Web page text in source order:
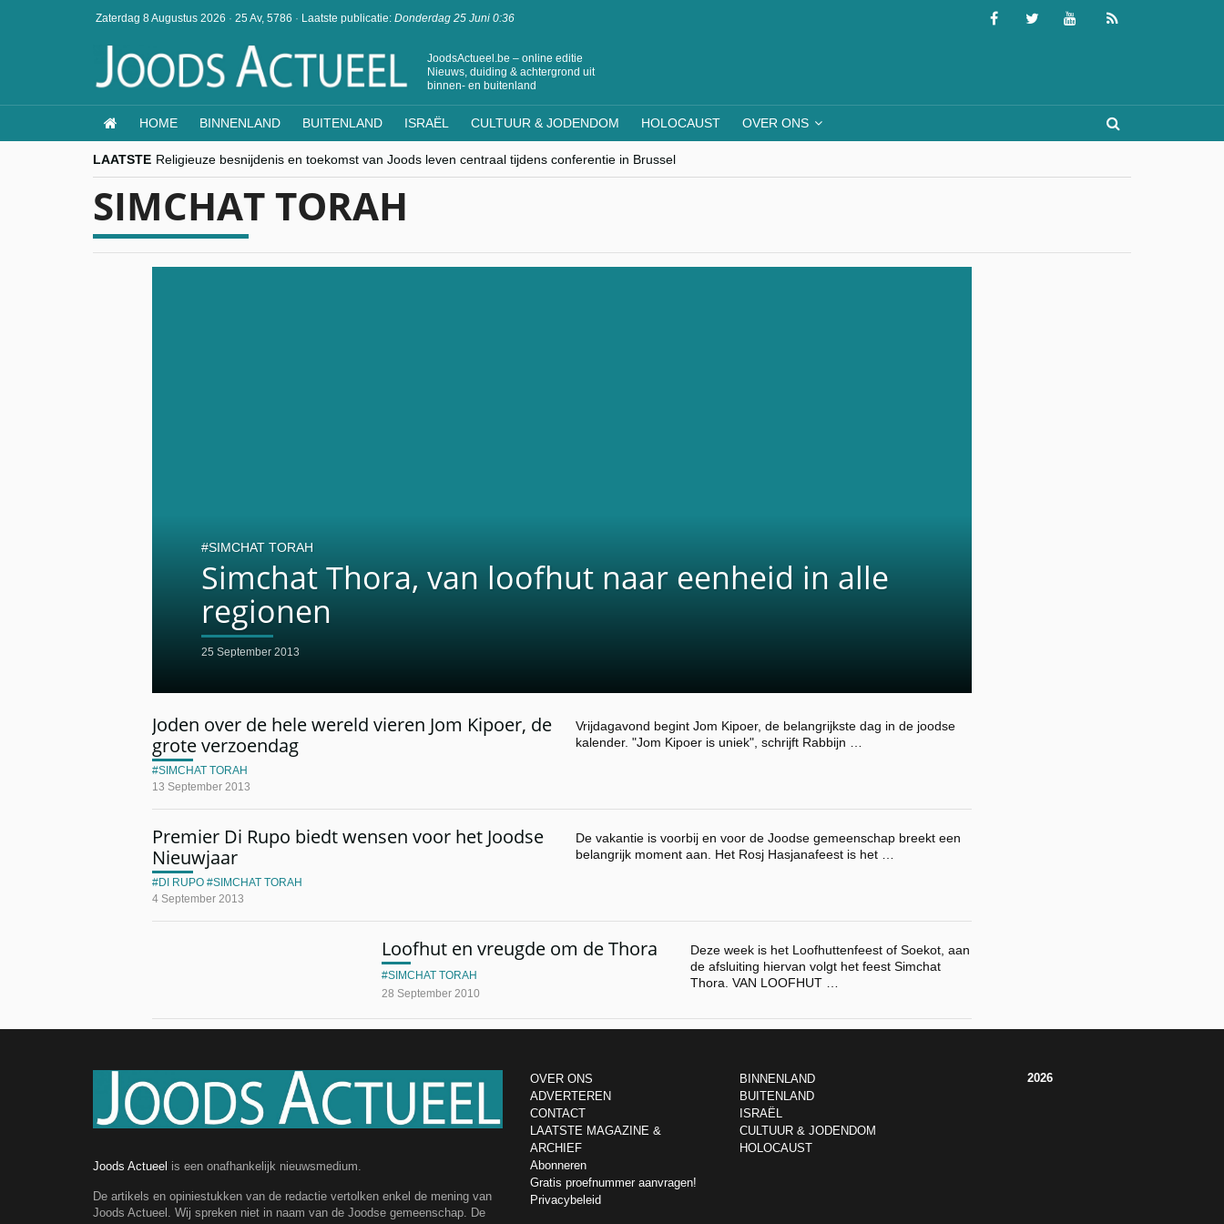
Zaterdag 8 Augustus 2026 · 25 Av, 5786 · Laatste publicatie: Donderdag 25 Juni 0:36
JoodsActueel.be – online editie
Nieuws, duiding & achtergrond uit
binnen- en buitenland
HOME BINNENLAND BUITENLAND ISRAËL CULTUUR & JODENDOM HOLOCAUST OVER ONS
LAATSTE Religieuze besnijdenis en toekomst van Joods leven centraal tijdens conferentie in Brussel
“Besnijdenisdebat toont hoe moeilijk seculiere Westen minderheden begrijpt”, Jinnih Beels (Vooruit)
CITYTRIP | ROEMENIË – Boekarest: de verrassing van Oost-Europa
“Vandaag zit elke Jood in België op de beklaagdenbank”
goKosher lanceert nieuwe website en samenwerking met Mishpacha voor kosher travel en simchas wereldwijd
SIMCHAT TORAH
Simchat Thora, van loofhut naar eenheid in alle
regionen
25 September 2013
SIMCHAT TORAH
Joden over de hele wereld vieren Jom Kipoer, de
grote verzoendag
13 September 2013
SIMCHAT TORAH
Vrijdagavond begint Jom Kipoer, de belangrijkste dag in de joodse
kalender. "Jom Kipoer is uniek", schrijft Rabbijn …
Premier Di Rupo biedt wensen voor het Joodse
Nieuwjaar
4 September 2013
DI RUPO SIMCHAT TORAH
De vakantie is voorbij en voor de Joodse gemeenschap breekt een
belangrijk moment aan. Het Rosj Hasjanafeest is het …
Loofhut en vreugde om de Thora
28 September 2010
SIMCHAT TORAH
Deze week is het Loofhuttenfeest of Soekot, aan
de afsluiting hiervan volgt het feest Simchat
Thora. VAN LOOFHUT …
Joods Actueel is een onafhankelijk nieuwsmedium.
De artikels en opiniestukken van de redactie vertolken enkel de mening van
Joods Actueel. Wij spreken niet in naam van de Joodse gemeenschap. De
OVER ONS
ADVERTEREN
CONTACT
LAATSTE MAGAZINE &
ARCHIEF
Abonneren
Gratis proefnummer aanvragen!
Privacybeleid
BINNENLAND
BUITENLAND
ISRAËL
CULTUUR & JODENDOM
HOLOCAUST
2026